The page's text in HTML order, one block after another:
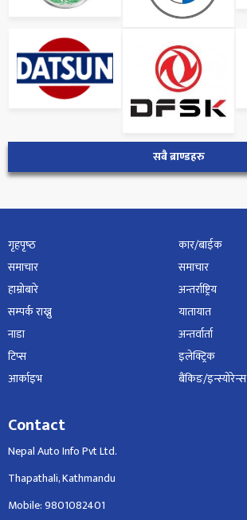
सबै ब्राण्डहरु
गृहपृष्‍ठ
समाचार
हाम्रोबारे
सम्पर्क राख्नु
नाडा
टिप्स
आर्काइभ
कार/बाईक
समाचार
अन्तर्राष्ट्रिय
यातायात
अन्तर्वार्ता
इलेक्ट्रिक
बैंकिङ/इन्स्योरेन्स
Contact
Nepal Auto Info Pvt Ltd.
Thapathali, Kathmandu
Mobile: 9801082401